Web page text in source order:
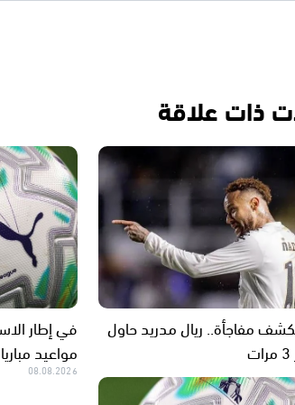
ذات علاقة
مفاجأة.. ريال مدريد حاول
في إطار
مواعيد
08.08.2026